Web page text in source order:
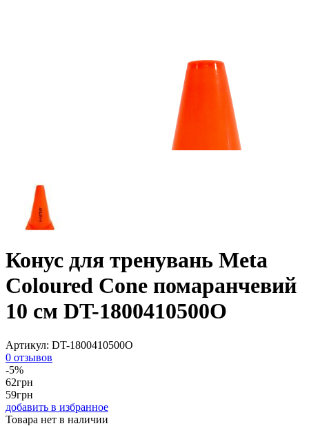
Конус для тренувань Meta
Coloured Cone помаранчевий
10 см DT-1800410500O
Артикул: DT-1800410500O
0 отзывов
-5%
62грн
59грн
добавить в избранное
Товара нет в наличии